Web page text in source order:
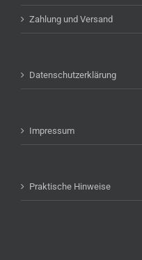
Zahlung und Versand
Datenschutzerklärung
Impressum
Praktische Hinweise